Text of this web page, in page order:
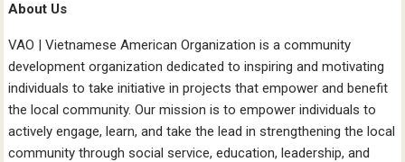
About Us
VAO | Vietnamese American Organization is a community
development organization dedicated to inspiring and motivating
individuals to take initiative in projects that empower and benefit
the local community. Our mission is to empower individuals to
actively engage, learn, and take the lead in strengthening the local
community through social service, education, leadership, and